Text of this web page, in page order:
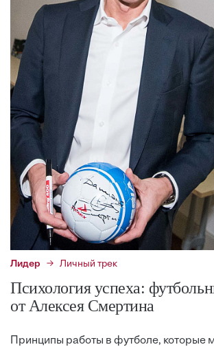
Лидер Личный трек
Психология успеха:
от Алексея Смертина
Принципы работы в футболе, которые